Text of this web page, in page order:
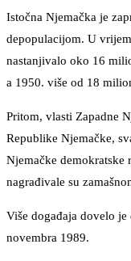
Istočna Njemačka je
depopulacijom. U
nastanjivalo oko 16
a 1950. više od 18
Pritom, vlasti Zapadne
Republike Njemačke,
Njemačke demokratske
nagrađivale su
Više događaja dovelo
novembra 1989.